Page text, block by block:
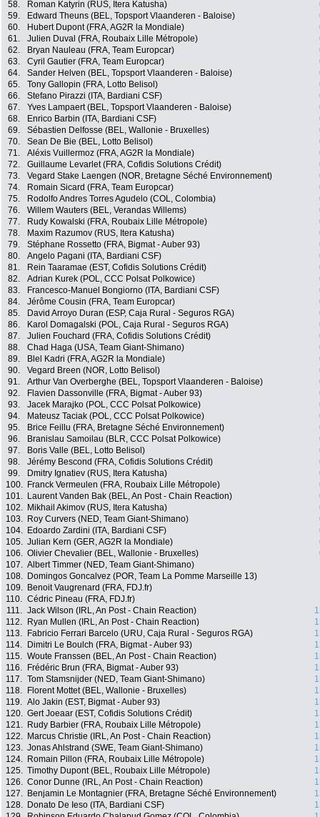
58.
Roman Katyrin (RUS, Itera Katusha)
59.
Edward Theuns (BEL, Topsport Vlaanderen - Baloise)
60.
Hubert Dupont (FRA, AG2R la Mondiale)
61.
Julien Duval (FRA, Roubaix Lille Métropole)
62.
Bryan Nauleau (FRA, Team Europcar)
63.
Cyril Gautier (FRA, Team Europcar)
64.
Sander Helven (BEL, Topsport Vlaanderen - Baloise)
65.
Tony Gallopin (FRA, Lotto Belisol)
66.
Stefano Pirazzi (ITA, Bardiani CSF)
67.
Yves Lampaert (BEL, Topsport Vlaanderen - Baloise)
68.
Enrico Barbin (ITA, Bardiani CSF)
69.
Sébastien Delfosse (BEL, Wallonie - Bruxelles)
70.
Sean De Bie (BEL, Lotto Belisol)
71.
Aléxis Vuillermoz (FRA, AG2R la Mondiale)
72.
Guillaume Levarlet (FRA, Cofidis Solutions Crédit)
73.
Vegard Stake Laengen (NOR, Bretagne Séché Environnement)
74.
Romain Sicard (FRA, Team Europcar)
75.
Rodolfo Andres Torres Agudelo (COL, Colombia)
76.
Willem Wauters (BEL, Verandas Willems)
77.
Rudy Kowalski (FRA, Roubaix Lille Métropole)
78.
Maxim Razumov (RUS, Itera Katusha)
79.
Stéphane Rossetto (FRA, Bigmat - Auber 93)
80.
Angelo Pagani (ITA, Bardiani CSF)
81.
Rein Taaramae (EST, Cofidis Solutions Crédit)
82.
Adrian Kurek (POL, CCC Polsat Polkowice)
83.
Francesco-Manuel Bongiorno (ITA, Bardiani CSF)
84.
Jérôme Cousin (FRA, Team Europcar)
85.
David Arroyo Duran (ESP, Caja Rural - Seguros RGA)
86.
Karol Domagalski (POL, Caja Rural - Seguros RGA)
87.
Julien Fouchard (FRA, Cofidis Solutions Crédit)
88.
Chad Haga (USA, Team Giant-Shimano)
89.
Blel Kadri (FRA, AG2R la Mondiale)
90.
Vegard Breen (NOR, Lotto Belisol)
91.
Arthur Van Overberghe (BEL, Topsport Vlaanderen - Baloise)
92.
Flavien Dassonville (FRA, Bigmat - Auber 93)
93.
Jacek Marajko (POL, CCC Polsat Polkowice)
94.
Mateusz Taciak (POL, CCC Polsat Polkowice)
95.
Brice Feillu (FRA, Bretagne Séché Environnement)
96.
Branislau Samoilau (BLR, CCC Polsat Polkowice)
97.
Boris Valle (BEL, Lotto Belisol)
98.
Jérémy Bescond (FRA, Cofidis Solutions Crédit)
99.
Dmitry Ignatiev (RUS, Itera Katusha)
100.
Franck Vermeulen (FRA, Roubaix Lille Métropole)
101.
Laurent Vanden Bak (BEL, An Post - Chain Reaction)
102.
Mikhail Akimov (RUS, Itera Katusha)
103.
Roy Curvers (NED, Team Giant-Shimano)
104.
Edoardo Zardini (ITA, Bardiani CSF)
105. Julian Kern (GER, AG2R la Mondiale)
106. Olivier Chevalier (BEL, Wallonie - Bruxelles)
107. Albert Timmer (NED, Team Giant-Shimano)
108.
Domingos Goncalvez (POR, Team La Pomme Marseille 13)
109.
Benoit Vaugrenard (FRA, FDJ.fr)
110. Cédric Pineau (FRA, FDJ.fr)
111. Jack Wilson (IRL, An Post - Chain Reaction)
112.
Ryan Mullen (IRL, An Post - Chain Reaction)
113.
Fabricio Ferrari Barcelo (URU, Caja Rural - Seguros RGA)
114.
Dimitri Le Boulch (FRA, Bigmat - Auber 93)
115. Woute Franssen (BEL, An Post - Chain Reaction)
116.
Frédéric Brun (FRA, Bigmat - Auber 93)
117. Tom Stamsnijder (NED, Team Giant-Shimano)
118.
Florent Mottet (BEL, Wallonie - Bruxelles)
119. Alo Jakin (EST, Bigmat - Auber 93)
120. Gert Joeaar (EST, Cofidis Solutions Crédit)
121.
Rudy Barbier (FRA, Roubaix Lille Métropole)
122.
Marcus Christie (IRL, An Post - Chain Reaction)
123. Jonas Ahlstrand (SWE, Team Giant-Shimano)
124.
Romain Pillon (FRA, Roubaix Lille Métropole)
125. Timothy Dupont (BEL, Roubaix Lille Métropole)
126. Conor Dunne (IRL, An Post - Chain Reaction)
127.
Benjamin Le Montagnier (FRA, Bretagne Séché Environnement)
128.
Donato De Ieso (ITA, Bardiani CSF)